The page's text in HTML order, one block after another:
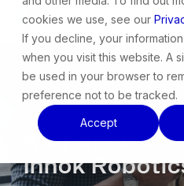
cookies we use, see our
If you decline, your
when you visit this website. A
be used in your browser to
preference not to be tracked.
Accept
Skip
main
content.
Karriere bei
Innok